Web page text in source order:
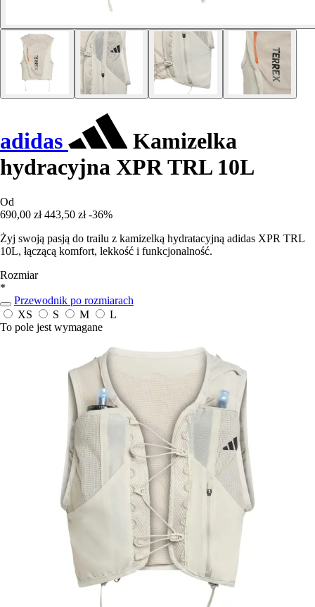
adidas
Kamizelka
hydracyjna XPR TRL 10L
Od
690,00 zł 443,50 zł -36%
Żyj swoją pasją do trailu z kamizelką hydratacyjną adidas XPR TRL
10L, łączącą komfort, lekkość i funkcjonalność.
Rozmiar
*
Przewodnik po rozmiarach
XS
S M
L
To pole jest wymagane